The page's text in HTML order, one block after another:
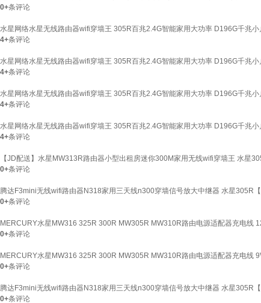
0+条评论
水星网络水星无线路由器wifi穿墙王 305R百兆2.4G智能家用大功率 D196G千兆
4+条评论
水星网络水星无线路由器wifi穿墙王 305R百兆2.4G智能家用大功率 D196G千兆
4+条评论
水星网络水星无线路由器wifi穿墙王 305R百兆2.4G智能家用大功率 D196G千兆
4+条评论
水星网络水星无线路由器wifi穿墙王 305R百兆2.4G智能家用大功率 D196G千兆
4+条评论
【JD配送】水星MW313R路由器小型出租房迷你300M家用无线wifi穿墙王 水星
0+条评论
腾达F3mini无线wifi路由器N318家用三天线n300穿墙信号放大中继器 水星305R【
0+条评论
MERCURY水星MW316 325R 300R MW305R MW310R路由电源适配器充电线
0+条评论
MERCURY水星MW316 325R 300R MW305R MW310R路由电源适配器充电线
0+条评论
腾达F3mini无线wifi路由器N318家用三天线n300穿墙信号放大中继器 水星305R【
0+条评论